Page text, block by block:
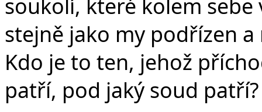
soukolí, které kolem
stejně jako my podřízen
Kdo je to ten, jehož
patří, pod jaký soud patří?